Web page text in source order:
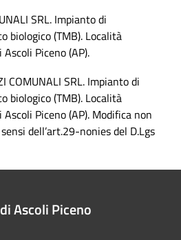
SRL. Impianto di
biologico (TMB). Località
Piceno (AP).
COMUNALI SRL. Impianto di
biologico (TMB). Località
Piceno (AP). Modifica non
dell’art.29-nonies del D.Lgs
Ascoli Piceno